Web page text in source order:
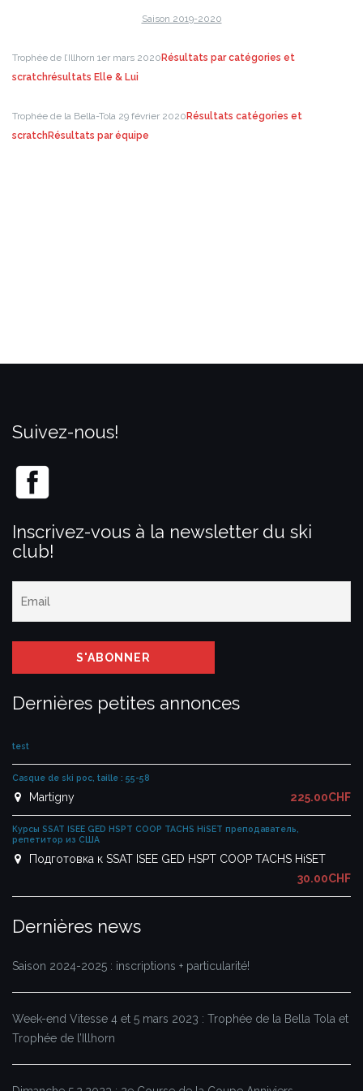
Saison 2019-2020
Trophée de l’Illhorn 1er mars 2020 Résultats par catégories et
scratchrésultats Elle & Lui
Trophée de la Bella-Tola 29 février 2020 Résultats catégories et
scratch Résultats par équipe
Suivez-nous!
Inscrivez-vous à la newsletter du ski
club!
Dernières petites annonces
test
Casque de ski poc, taille : 55-58
Martigny 225.00CHF
Курсы SSAT ISEE GED HSPT COOP TACHS HiSET преподаватель,
репетитор из США
Подготовка к SSAT ISEE GED HSPT COOP TACHS HiSET
30.00CHF
Dernières news
Saison 2024-2025 : inscriptions + particularité!
Week-end Vitesse 4 et 5 mars 2023 : Trophée de la Bella Tola et
Trophée de l’Illhorn